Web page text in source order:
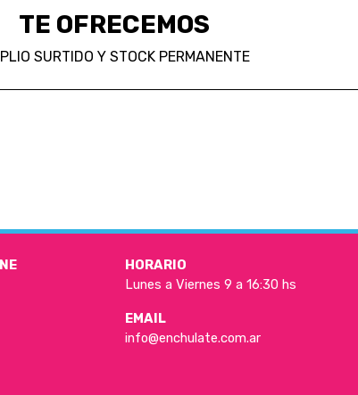
TE OFRECEMOS
SURTIDO Y STOCK PERMANENTE
HORARIO
Lunes a Viernes 9 a 16:30 hs
EMAIL
info@enchulate.com.ar